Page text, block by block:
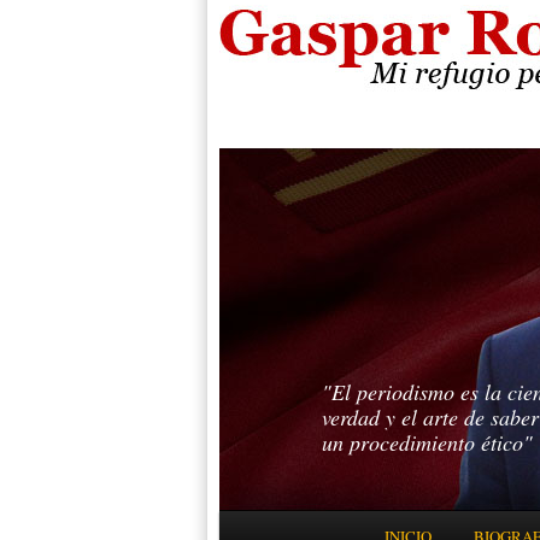
"El periodismo es la
verdad y el arte de
un procedimiento ético"